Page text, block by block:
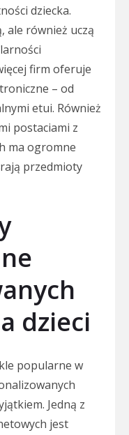
dziecka.
ale również uczą
firm oferuje
– od
etui. Również
postaciami z
ma ogromne
przedmioty
dzieci
popularne w
Jedną z
jest